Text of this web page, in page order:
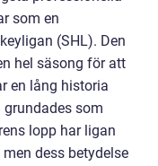
som en
(SHL). Den
hel säsong för att
en lång historia
som
lopp har ligan
dess betydelse